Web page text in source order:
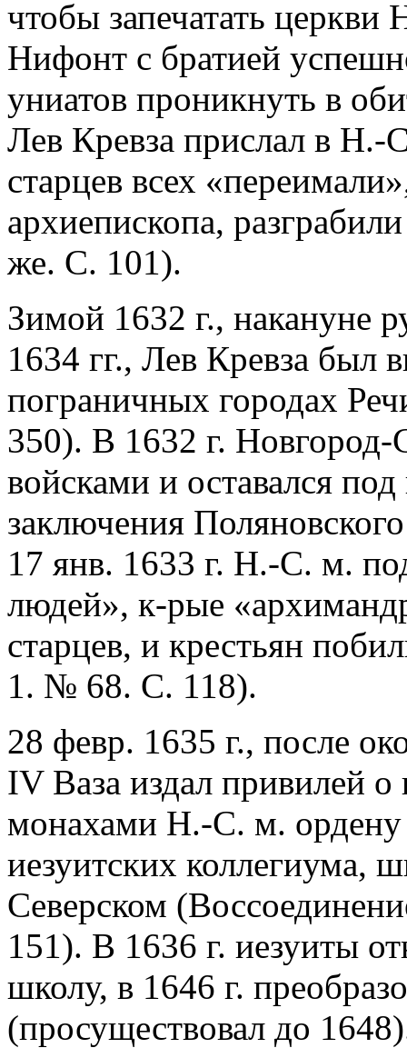
чтобы запечатать
Нифонт с братией
униатов проникнуть в
Лев Кревза прислал в
старцев всех
архиепископа,
же. С. 101).
Зимой 1632 г., накануне
1634 гг., Лев Кревза был
пограничных городах
350). В 1632 г. Новгород-
войсками и оставался
заключения
17 янв. 1633 г. Н.-С. м.
людей», к-рые
старцев, и крестьян
1. № 68. С. 118).
28 февр. 1635 г., после
IV Ваза издал привилей о
монахами Н.-С. м. ордену
иезуитских коллегиума,
Северском
151). В 1636 г. иезуиты
школу, в 1646 г.
(просуществовал до